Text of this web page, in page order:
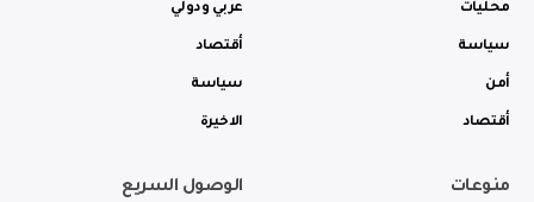
محليات
سياسة
أمن
أقتصاد
عربي ودولي
أقتصاد
سياسة
الاخيرة
منوعات الوصول السريع